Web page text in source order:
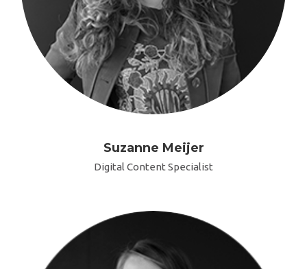
Suzanne Meijer
Digital Content Specialist